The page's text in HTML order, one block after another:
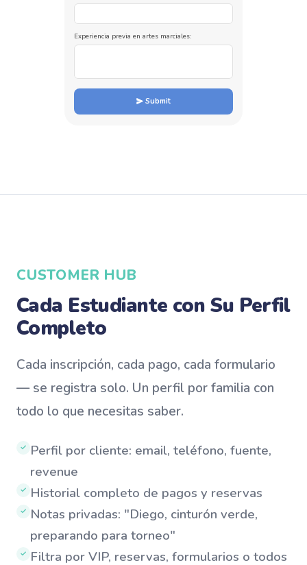
Experiencia previa en artes marciales:
Submit
CUSTOMER HUB
Cada Estudiante con Su Perfil
Completo
Cada inscripción, cada pago, cada formulario
— se registra solo. Un perfil por familia con
todo lo que necesitas saber.
✓ Perfil por cliente: email, teléfono, fuente,
revenue
✓ Historial completo de pagos y reservas
✓ Notas privadas: "Diego, cinturón verde,
preparando para torneo"
✓ Filtra por VIP, reservas, formularios o todos